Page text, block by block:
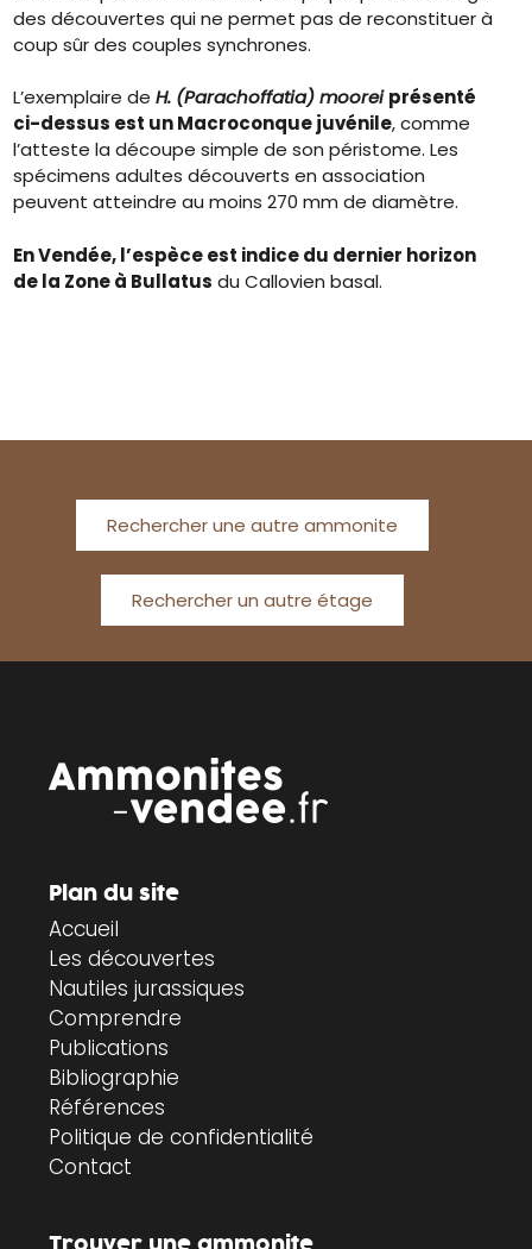
des découvertes qui ne permet pas de reconstituer à
coup sûr des couples synchrones.
L’exemplaire deH. (Parachoffatia) mooreiprésenté
ci-dessus est un Macroconque juvénile, comme
l’atteste la découpe simple de son péristome. Les
spécimens adultes découverts en association
peuvent atteindre au moins 270 mm de diamètre.
En Vendée, l’espèce est indice du dernier horizon
de la Zone à Bullatus du Callovien basal.
Rechercher une autre ammonite
Rechercher un autre étage
Plan du site
Accueil
Les découvertes
Nautiles jurassiques
Comprendre
Publications
Bibliographie
Références
Politique de confidentialité
Contact